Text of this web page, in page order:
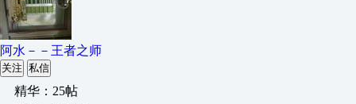
阿水－－王者之师
关注 私信
精华：25帖